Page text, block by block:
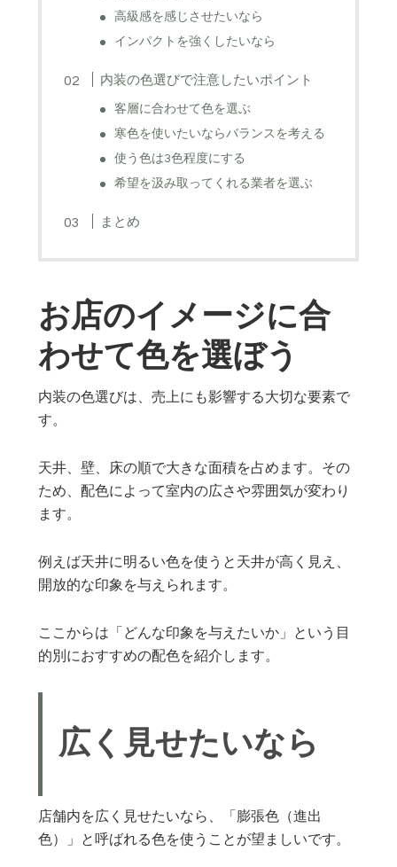
高級感を感じさせたいなら
インパクトを強くしたいなら
内装の色選びで注意したいポイント
客層に合わせて色を選ぶ
寒色を使いたいならバランスを考える
使う色は3色程度にする
希望を汲み取ってくれる業者を選ぶ
まとめ
お店のイメージに合
わせて色を選ぼう
内装の色選びは、売上にも影響する大切な要素で
す。
天井、壁、床の順で大きな面積を占めます。その
ため、配色によって室内の広さや雰囲気が変わり
ます。
例えば天井に明るい色を使うと天井が高く見え、
開放的な印象を与えられます。
ここからは「どんな印象を与えたいか」という目
的別におすすめの配色を紹介します。
広く見せたいなら
店舗内を広く見せたいなら、「膨張色（進出
色）」と呼ばれる色を使うことが望ましいです。